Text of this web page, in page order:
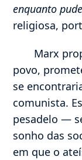
enquanto
religiosa,
Marx
povo,
se
comunista.
pesadelo —
sonho das
em que o